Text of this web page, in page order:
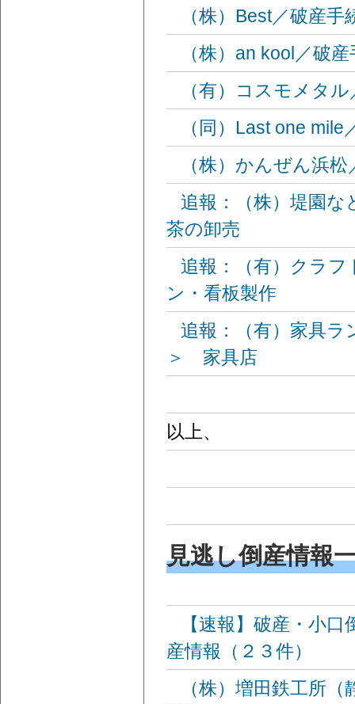
（株）Best／破産
（株）an kool／破
（有）コスモメタ
（同）Last one
（株）かんぜん浜
追報：（株）堤園
茶の卸売
追報：（有）クラ
ン・看板製作
追報：（有）家具
＞ 家具店
以上、
見逃し倒産情報
【速報】破産・小
産情報（２３件）
（株）増田鉄工所